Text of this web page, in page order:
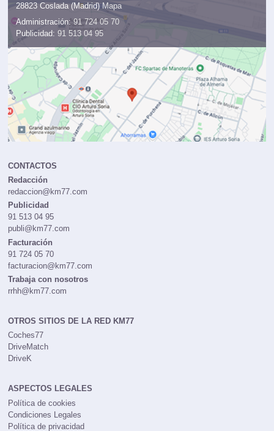
28823 Coslada (Madrid) Mapa
Administración: 91 724 05 70
Publicidad: 91 513 04 95
CONTACTOS
Redacción
redaccion@km77.com
Publicidad
91 513 04 95
publi@km77.com
Facturación
91 724 05 70
facturacion@km77.com
Trabaja con nosotros
rrhh@km77.com
OTROS SITIOS DE LA RED KM77
Coches77
DriveMatch
DriveK
ASPECTOS LEGALES
Política de cookies
Condiciones Legales
Política de privacidad